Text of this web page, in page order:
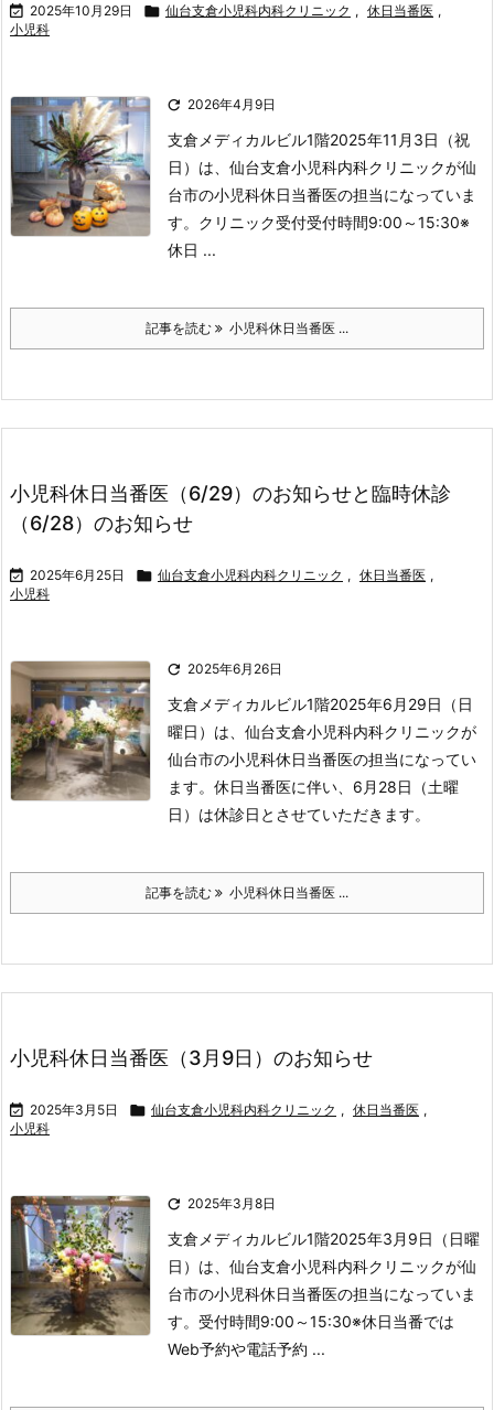
 2025年10月29日  仙台支倉小児科内科クリニック , 休日当番医 ,
小児科
 2026年4月9日
支倉メディカルビル1階2025年11月3日（祝
日）は、仙台支倉小児科内科クリニックが仙
台市の小児科休日当番医の担当になっていま
す。 クリニック受付受付時間9:00～15:30※
休日 ...
記事を読む 小児科休日当番医 ...
小児科休日当番医（6/29）のお知らせと臨時休診
（6/28）のお知らせ
 2025年6月25日  仙台支倉小児科内科クリニック , 休日当番医 ,
小児科
 2025年6月26日
支倉メディカルビル1階2025年6月29日（日
曜日）は、仙台支倉小児科内科クリニックが
仙台市の小児科休日当番医の担当になってい
ます。 休日当番医に伴い、6月28日（土曜
日）は休診日とさせていただきます。
記事を読む 小児科休日当番医 ...
小児科休日当番医（3月9日）のお知らせ
 2025年3月5日  仙台支倉小児科内科クリニック , 休日当番医 ,
小児科
 2025年3月8日
支倉メディカルビル1階2025年3月9日（日曜
日）は、仙台支倉小児科内科クリニックが仙
台市の小児科休日当番医の担当になっていま
す。 受付時間9:00～15:30※休日当番では
Web予約や電話予約 ...